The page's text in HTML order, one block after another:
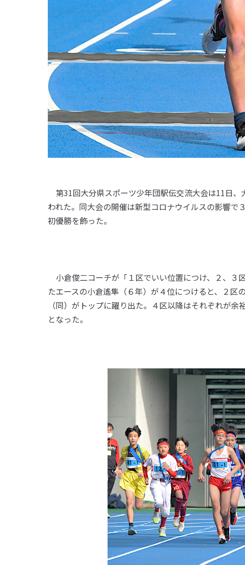
第31回大分県スポーツ少年団駅伝交流大会は11日
われた。同大会の開催は新型コロナウイルスの影響
初優勝を飾った。
小倉俊二コーチが「１区でいい位置につけ、２、３
たエースの小倉遙隼（６年）が４位につけると、２
（同）がトップに躍り出た。４区以降はそれぞれが
となった。